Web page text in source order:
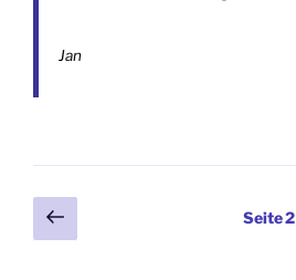
Jan
Seitennummerierung
der
Vorherige
Seite
Seite2